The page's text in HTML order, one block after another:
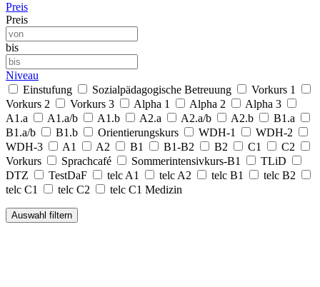
Preis
Preis
bis
Niveau
Einstufung
Sozialpädagogische Betreuung
Vorkurs 1
Vorkurs 2
Vorkurs 3 Alpha 1 Alpha 2
Alpha 3
A1.a
A1.a/b A1.b A2.a A2.a/b A2.b
B1.a
B1.a/b
B1.b Orientierungskurs WDH-1
WDH-2
WDH-3
A1 A2 B1 B1-B2 B2 C1
C2
Vorkurs
Sprachcafé Sommerintensivkurs-B1
TLiD
DTZ
TestDaF telc A1 telc A2 telc B1
telc B2
telc C1
telc C2 telc C1 Medizin